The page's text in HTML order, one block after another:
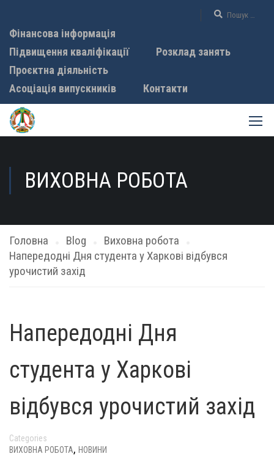
Фінансова інформація
Підвищення кваліфікації
Розклад занять
Проєктна діяльність
Асоціація випускників
Контакти
ВИХОВНА РОБОТА
Головна Blog
Виховна робота
Напередодні Дня студента у Харкові відбувся
урочистий захід
Напередодні Дня
студента у Харкові
відбувся урочистий захід
Categories
ВИХОВНА РОБОТА, НОВИНИ